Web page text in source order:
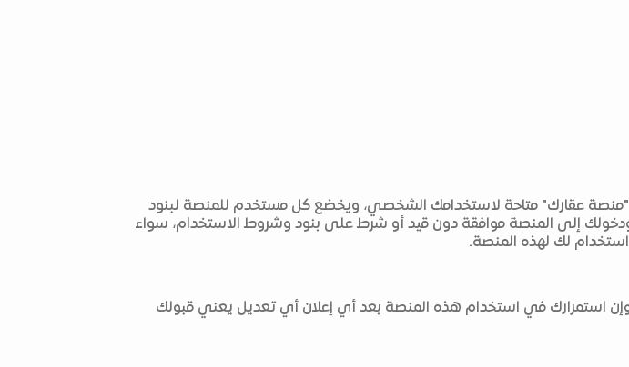
أو "منصة عقارك" متاحة لاستخدامك الشخصي، ويخضع كل مستخدم للمنصة لبنود
إلى المنصة موافقة دون قيد أو شرط على بنود وشروط الاستخدام، سواء
لك لهذه المنصة.
وإن استمرارك في استخدام هذه المنصة بعد أي إعلان أي تعديل يعني قبولك